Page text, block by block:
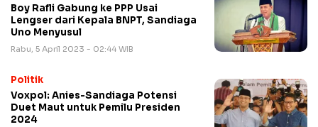
Boy Rafli Gabung ke PPP Usai
Lengser dari Kepala BNPT, Sandiaga
Uno Menyusul
Rabu, 5 April 2023 - 02:44 WIB
Politik
Voxpol: Anies-Sandiaga Potensi
Duet Maut untuk Pemilu Presiden
2024